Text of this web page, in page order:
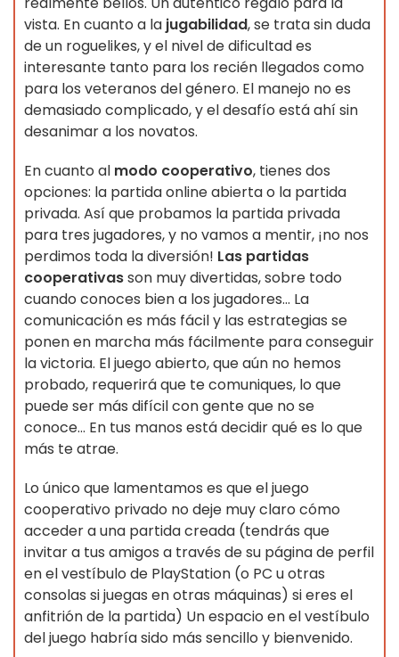
vista. En cuanto a la jugabilidad, se trata sin duda
de un roguelikes, y el nivel de dificultad es
interesante tanto para los recién llegados como
para los veteranos del género. El manejo no es
demasiado complicado, y el desafío está ahí sin
desanimar a los novatos.
En cuanto al modo cooperativo, tienes dos
opciones: la partida online abierta o la partida
privada. Así que probamos la partida privada
para tres jugadores, y no vamos a mentir, ¡no nos
perdimos toda la diversión! Las partidas
cooperativasson muy divertidas, sobre todo
cuando conoces bien a los jugadores... La
comunicación es más fácil y las estrategias se
ponen en marcha más fácilmente para conseguir
la victoria. El juego abierto, que aún no hemos
probado, requerirá que te comuniques, lo que
puede ser más difícil con gente que no se
conoce... En tus manos está decidir qué es lo que
más te atrae.
Lo único que lamentamos es que el juego
cooperativo privado no deje muy claro cómo
acceder a una partida creada (tendrás que
invitar a tus amigos a través de su página de perfil
en el vestíbulo de PlayStation (o PC u otras
consolas si juegas en otras máquinas) si eres el
anfitrión de la partida) Un espacio en el vestíbulo
del juego habría sido más sencillo y bienvenido.